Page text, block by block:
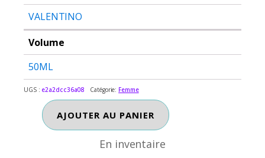
VALENTINO
Volume
50ML
UGS : e2a2dcc36a08 Catégorie: Femme
quantité
de
VERY
AJOUTER AU PANIER
En inventaire